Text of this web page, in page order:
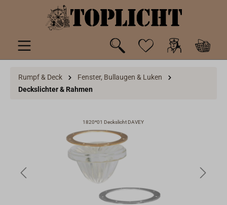
springen
Rumpf & Deck
Fenster, Bullaugen & Luken
Deckslichter & Rahmen
1820*01 Deckslicht DAVEY